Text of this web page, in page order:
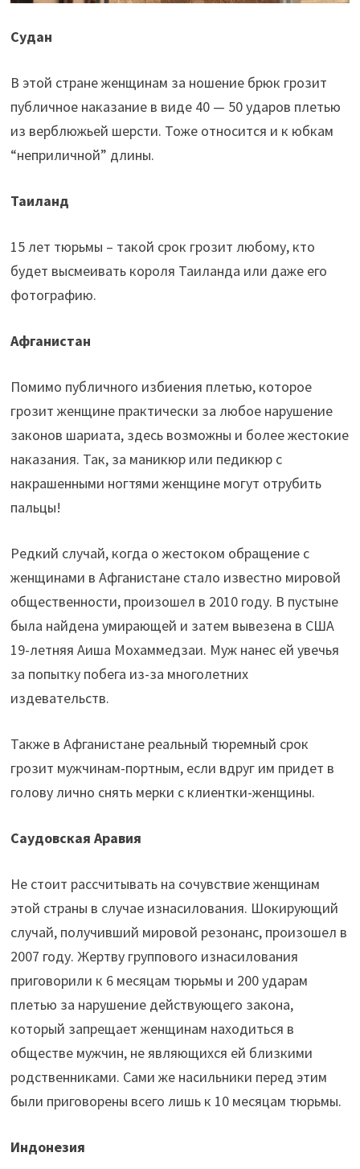
Судан
В этой стране женщинам за ношение брюк грозит
публичное наказание в виде 40 — 50 ударов плетью
из верблюжьей шерсти. Тоже относится и к юбкам
“неприличной” длины.
Таиланд
15 лет тюрьмы – такой срок грозит любому, кто
будет высмеивать короля Таиланда или даже его
фотографию.
Афганистан
Помимо публичного избиения плетью, которое
грозит женщине практически за любое нарушение
законов шариата, здесь возможны и более жестокие
наказания. Так, за маникюр или педикюр с
накрашенными ногтями женщине могут отрубить
пальцы!
Редкий случай, когда о жестоком обращение с
женщинами в Афганистане стало известно мировой
общественности, произошел в 2010 году. В пустыне
была найдена умирающей и затем вывезена в США
19-летняя Аиша Мохаммедзаи. Муж нанес ей увечья
за попытку побега из-за многолетних
издевательств.
Также в Афганистане реальный тюремный срок
грозит мужчинам-портным, если вдруг им придет в
голову лично снять мерки с клиентки-женщины.
Саудовская Аравия
Не стоит рассчитывать на сочувствие женщинам
этой страны в случае изнасилования. Шокирующий
случай, получивший мировой резонанс, произошел в
2007 году. Жертву группового изнасилования
приговорили к 6 месяцам тюрьмы и 200 ударам
плетью за нарушение действующего закона,
который запрещает женщинам находиться в
обществе мужчин, не являющихся ей близкими
родственниками. Сами же насильники перед этим
были приговорены всего лишь к 10 месяцам тюрьмы.
Индонезия